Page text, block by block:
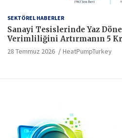
SEKTÖREL HABERLER
Sanayi Tesislerinde Yaz
Verimliliğini Artırmanın 5
28 Temmuz 2026 HeatPumpTurkey